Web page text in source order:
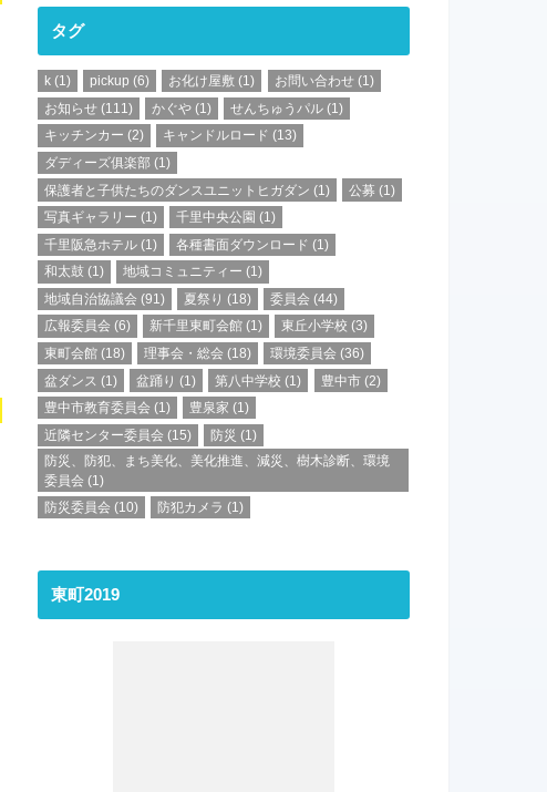
タグ
k (1) pickup (6) お化け屋敷 (1) お問い合わせ(1)
お知らせ (111) かぐや (1) せんちゅうパル (1)
キッチンカー (2) キャンドルロード (13)
ダディーズ俱楽部 (1)
保護者と子供たちのダンスユニットヒガダン (1) 公募 (1)
写真ギャラリー (1) 千里中央公園 (1)
千里阪急ホテル (1) 各種書面ダウンロード (1)
和太鼓 (1) 地域コミュニティー (1)
地域自治協議会 (91) 夏祭り (18) 委員会 (44)
広報委員会 (6) 新千里東町会館 (1) 東丘小学校 (3)
東町会館 (18) 理事会・総会 (18) 環境委員会 (36)
盆ダンス (1) 盆踊り (1) 第八中学校 (1) 豊中市(2)
豊中市教育委員会 (1) 豊泉家 (1)
近隣センター委員会 (15) 防災 (1)
防災、防犯、まち美化、美化推進、減災、樹木診断、環境
委員会 (1)
防災委員会 (10) 防犯カメラ (1)
東町2019